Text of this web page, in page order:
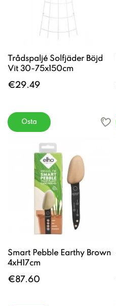
Trådspaljé Solfjäder Böjd
Vit 30-75x150cm
€29.49
Osta
Smart Pebble Earthy Brown
4xH17cm
€87.60